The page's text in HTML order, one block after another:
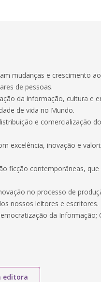
mudanças e crescimento
de pessoas.
da informação, cultura e
de vida no Mundo.
e comercialização
excelência, inovação e
ficção contemporâneas,
no processo de
nossos leitores e escritores.
da Informação;
editora